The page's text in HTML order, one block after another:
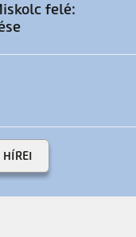
felé:
HÍREI